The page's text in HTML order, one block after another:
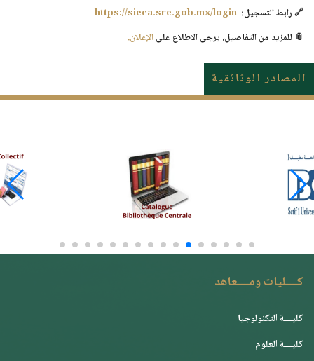
🔗 رابط التسجيل: https://sieca.sre.gob.mx/login
📎 للمزيد من التفاصيل، يرجى الاطلاع علىالإعلان.
المصادر الوثائقية
كــــليات ومــــعاهد
كليــــة التكنولوجيا
كليــــة العلوم